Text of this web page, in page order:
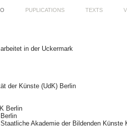
PUPLICATIONS TEXTS
in der Uckermark
der Künste (UdK) Berlin
Berlin
Akademie der Bildenden Künste